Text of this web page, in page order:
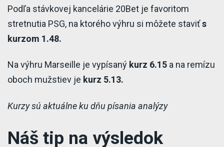
Podľa stávkovej kancelárie 20Bet je favoritom
stretnutia PSG, na ktorého výhru si môžete staviťs
kurzom 1.48.
Na výhru Marseille je vypísaný kurz 6.15 a na remízu
oboch mužstiev je kurz 5.13.
Kurzy sú aktuálne ku dňu písania analýzy
Náš tip na výsledok